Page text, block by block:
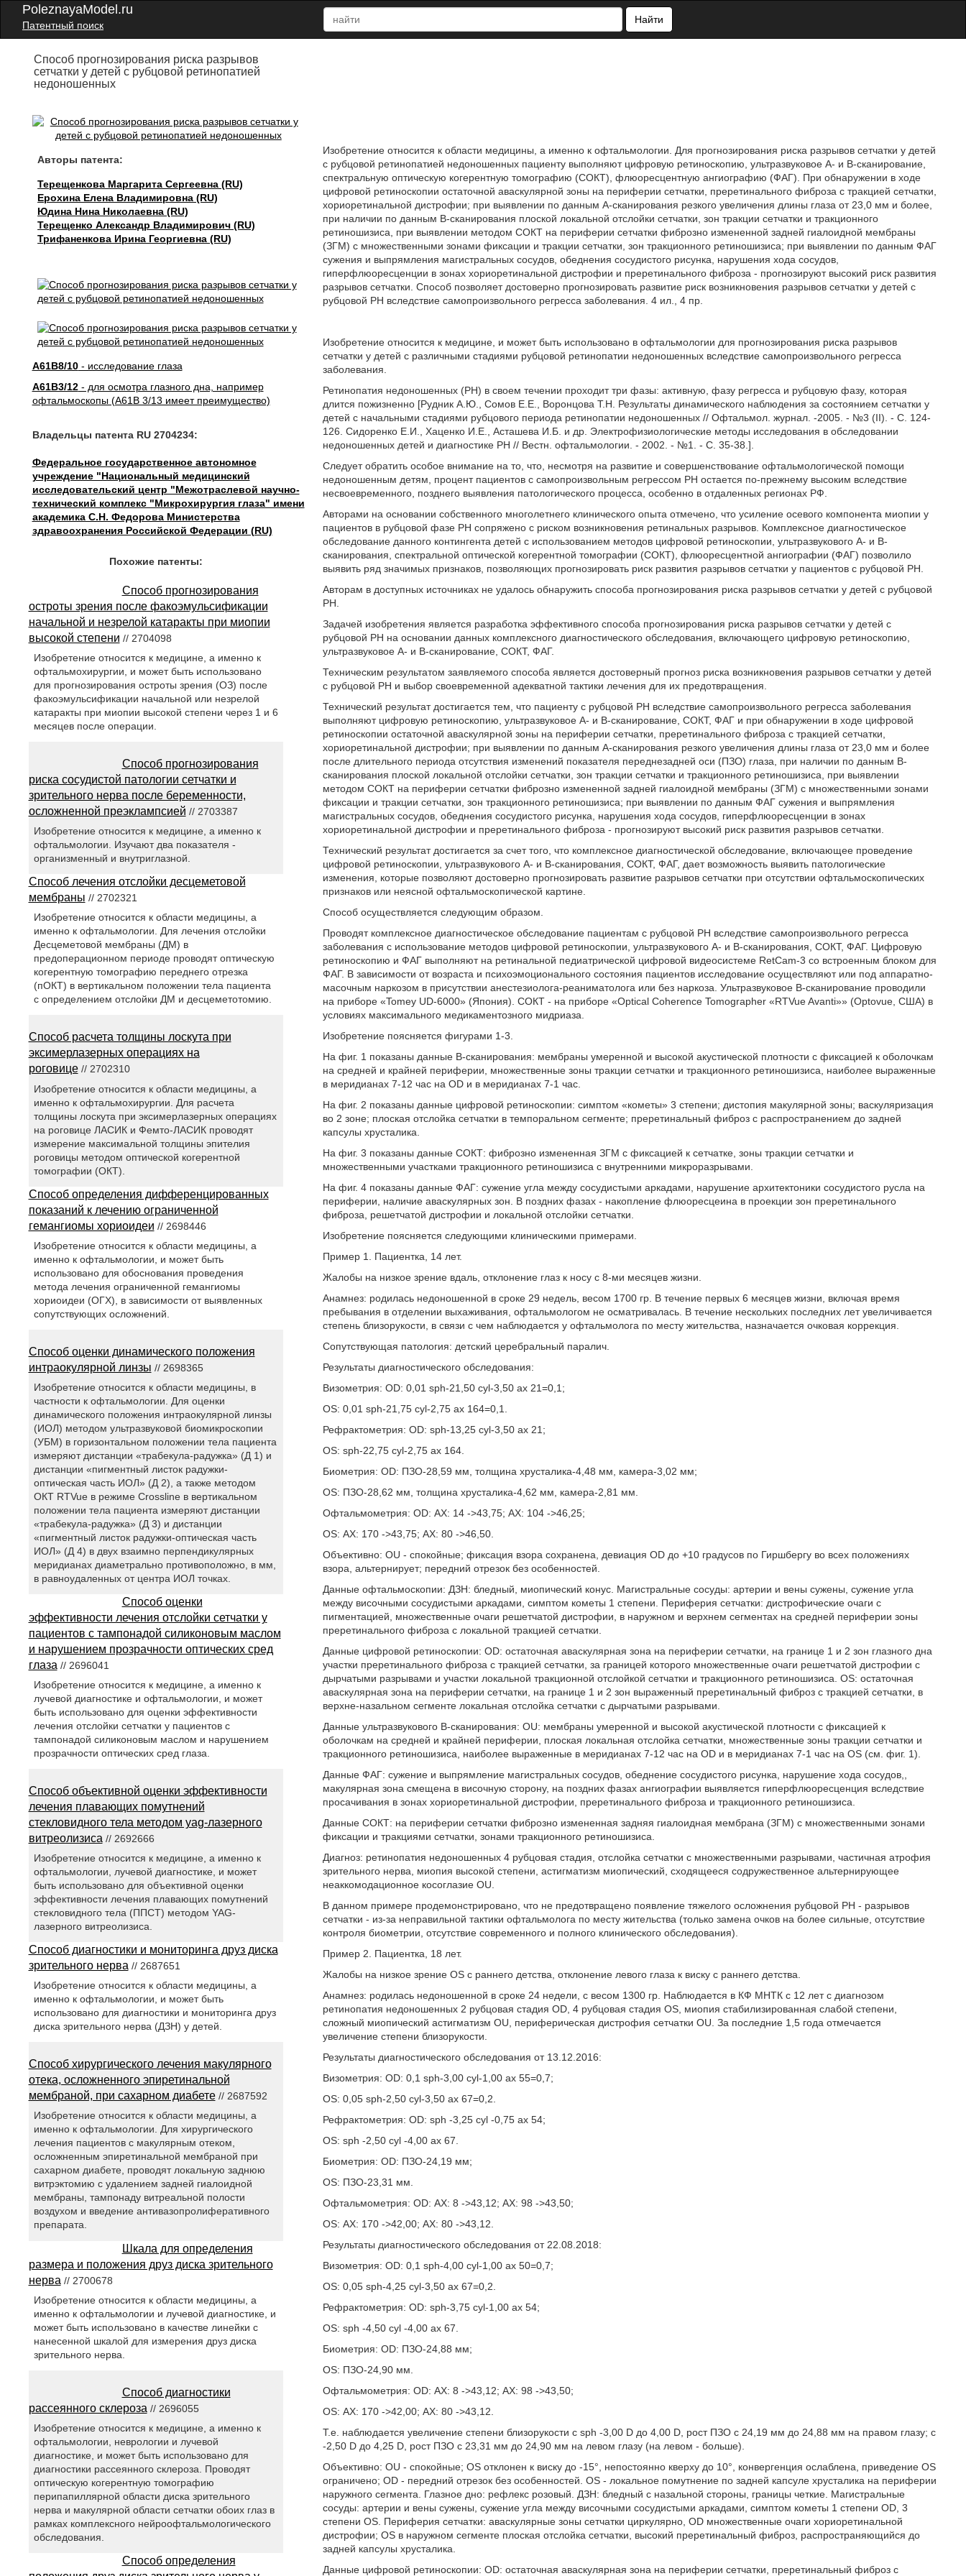
PoleznayaModel.ru
Патентный поиск
Найти
Способ прогнозирования риска разрывов
сетчатки у детей с рубцовой ретинопатией
недоношенных
Авторы патента:
Терещенкова Маргарита Сергеевна (RU)
Ерохина Елена Владимировна (RU)
Юдина Нина Николаевна (RU)
Терещенко Александр Владимирович (RU)
Трифаненкова Ирина Георгиевна (RU)
A61B8/10- исследование глаза
A61B3/12- для осмотра глазного дна, например
офтальмоскопы (A61B 3/13 имеет преимущество)
Владельцы патента RU 2704234:
Федеральное государственное автономное
учреждение "Национальный медицинский
исследовательский центр "Межотраслевой научно-
технический комплекс "Микрохирургия глаза" имени
академика С.Н. Федорова Министерства
здравоохранения Российской Федерации (RU)
Изобретение относится к области медицины, а именно к офтальмологии. Для прогнозирования риска разрывов сетчатки у детей
с рубцовой ретинопатией недоношенных пациенту выполняют цифровую ретиноскопию, ультразвуковое А- и В-сканирование,
спектральную оптическую когерентную томографию (СОКТ), флюоресцентную ангиографию (ФАГ). При обнаружении в ходе
цифровой ретиноскопии остаточной аваскулярной зоны на периферии сетчатки, преретинального фиброза с тракцией сетчатки,
хориоретинальной дистрофии; при выявлении по данным А-сканирования резкого увеличения длины глаза от 23,0 мм и более,
при наличии по данным В-сканирования плоской локальной отслойки сетчатки, зон тракции сетчатки и тракционного
ретиношизиса, при выявлении методом СОКТ на периферии сетчатки фиброзно измененной задней гиалоидной мембраны
(ЗГМ) с множественными зонами фиксации и тракции сетчатки, зон тракционного ретиношизиса; при выявлении по данным ФАГ
сужения и выпрямления магистральных сосудов, обеднения сосудистого рисунка, нарушения хода сосудов,
гиперфлюоресценции в зонах хориоретинальной дистрофии и преретинального фиброза - прогнозируют высокий риск развития
разрывов сетчатки. Способ позволяет достоверно прогнозировать развитие риск возникновения разрывов сетчатки у детей с
рубцовой РН вследствие самопроизвольного регресса заболевания. 4 ил., 4 пр.
Изобретение относится к медицине, и может быть использовано в офтальмологии для прогнозирования риска разрывов
сетчатки у детей с различными стадиями рубцовой ретинопатии недоношенных вследствие самопроизвольного регресса
заболевания.
Ретинопатия недоношенных (РН) в своем течении проходит три фазы: активную, фазу регресса и рубцовую фазу, которая
длится пожизненно [Рудник А.Ю., Сомов Е.Е., Воронцова Т.Н. Результаты динамического наблюдения за состоянием сетчатки у
детей с начальными стадиями рубцового периода ретинопатии недоношенных // Офтальмол. журнал. -2005. - №3 (II). - С. 124-
126. Сидоренко Е.И., Хаценко И.Е., Асташева И.Б. и др. Электрофизиологические методы исследования в обследовании
недоношенных детей и диагностике РН // Вестн. офтальмологии. - 2002. - №1. - С. 35-38.].
Следует обратить особое внимание на то, что, несмотря на развитие и совершенствование офтальмологической помощи
недоношенным детям, процент пациентов с самопроизвольным регрессом РН остается по-прежнему высоким вследствие
несвоевременного, позднего выявления патологического процесса, особенно в отдаленных регионах РФ.
Авторами на основании собственного многолетнего клинического опыта отмечено, что усиление осевого компонента миопии у
пациентов в рубцовой фазе РН сопряжено с риском возникновения ретинальных разрывов. Комплексное диагностическое
обследование данного контингента детей с использованием методов цифровой ретиноскопии, ультразвукового А- и В-
сканирования, спектральной оптической когерентной томографии (СОКТ), флюоресцентной ангиографии (ФАГ) позволило
выявить ряд значимых признаков, позволяющих прогнозировать риск развития разрывов сетчатки у пациентов с рубцовой РН.
Авторам в доступных источниках не удалось обнаружить способа прогнозирования риска разрывов сетчатки у детей с рубцовой
РН.
Задачей изобретения является разработка эффективного способа прогнозирования риска разрывов сетчатки у детей с
рубцовой РН на основании данных комплексного диагностического обследования, включающего цифровую ретиноскопию,
ультразвуковое А- и В-сканирование, СОКТ, ФАГ.
Техническим результатом заявляемого способа является достоверный прогноз риска возникновения разрывов сетчатки у детей
с рубцовой РН и выбор своевременной адекватной тактики лечения для их предотвращения.
Технический результат достигается тем, что пациенту с рубцовой РН вследствие самопроизвольного регресса заболевания
выполняют цифровую ретиноскопию, ультразвуковое А- и В-сканирование, СОКТ, ФАГ и при обнаружении в ходе цифровой
ретиноскопии остаточной аваскулярной зоны на периферии сетчатки, преретинального фиброза с тракцией сетчатки,
хориоретинальной дистрофии; при выявлении по данным А-сканирования резкого увеличения длины глаза от 23,0 мм и более
после длительного периода отсутствия изменений показателя переднезадней оси (ПЗО) глаза, при наличии по данным В-
сканирования плоской локальной отслойки сетчатки, зон тракции сетчатки и тракционного ретиношизиса, при выявлении
методом СОКТ на периферии сетчатки фиброзно измененной задней гиалоидной мембраны (ЗГМ) с множественными зонами
фиксации и тракции сетчатки, зон тракционного ретиношизиса; при выявлении по данным ФАГ сужения и выпрямления
магистральных сосудов, обеднения сосудистого рисунка, нарушения хода сосудов, гиперфлюоресценции в зонах
хориоретинальной дистрофии и преретинального фиброза - прогнозируют высокий риск развития разрывов сетчатки.
Технический результат достигается за счет того, что комплексное диагностической обследование, включающее проведение
цифровой ретиноскопии, ультразвукового А- и В-сканирования, СОКТ, ФАГ, дает возможность выявить патологические
изменения, которые позволяют достоверно прогнозировать развитие разрывов сетчатки при отсутствии офтальмоскопических
признаков или неясной офтальмоскопической картине.
Способ осуществляется следующим образом.
Проводят комплексное диагностическое обследование пациентам с рубцовой РН вследствие самопроизвольного регресса
заболевания с использование методов цифровой ретиноскопии, ультразвукового А- и В-сканирования, СОКТ, ФАГ. Цифровую
ретиноскопию и ФАГ выполняют на ретинальной педиатрической цифровой видеосистеме RetCam-3 со встроенным блоком для
ФАГ. В зависимости от возраста и психоэмоционального состояния пациентов исследование осуществляют или под аппаратно-
масочным наркозом в присутствии анестезиолога-реаниматолога или без наркоза. Ультразвуковое В-сканирование проводили
на приборе «Tomey UD-6000» (Япония). СОКТ - на приборе «Optical Coherence Tomographer «RTVue Avanti»» (Optovue, США) в
условиях максимального медикаментозного мидриаза.
Изобретение поясняется фигурами 1-3.
На фиг. 1 показаны данные В-сканирования: мембраны умеренной и высокой акустической плотности с фиксацией к оболочкам
на средней и крайней периферии, множественные зоны тракции сетчатки и тракционного ретиношизиса, наиболее выраженные
в меридианах 7-12 час на OD и в меридианах 7-1 час.
На фиг. 2 показаны данные цифровой ретиноскопии: симптом «кометы» 3 степени; дистопия макулярной зоны; васкуляризация
во 2 зоне; плоская отслойка сетчатки в темпоральном сегменте; преретинальный фиброз с распространением до задней
капсулы хрусталика.
На фиг. 3 показаны данные СОКТ: фиброзно измененная ЗГМ с фиксацией к сетчатке, зоны тракции сетчатки и
множественными участками тракционного ретиношизиса с внутренними микроразрывами.
На фиг. 4 показаны данные ФАГ: сужение угла между сосудистыми аркадами, нарушение архитектоники сосудистого русла на
периферии, наличие аваскулярных зон. В поздних фазах - накопление флюоресцеина в проекции зон преретинального
фиброза, решетчатой дистрофии и локальной отслойки сетчатки.
Изобретение поясняется следующими клиническими примерами.
Пример 1. Пациентка, 14 лет.
Жалобы на низкое зрение вдаль, отклонение глаз к носу с 8-ми месяцев жизни.
Анамнез: родилась недоношенной в сроке 29 недель, весом 1700 гр. В течение первых 6 месяцев жизни, включая время
пребывания в отделении выхаживания, офтальмологом не осматривалась. В течение нескольких последних лет увеличивается
степень близорукости, в связи с чем наблюдается у офтальмолога по месту жительства, назначается очковая коррекция.
Сопутствующая патология: детский церебральный паралич.
Результаты диагностического обследования:
Визометрия: OD: 0,01 sph-21,50 cyl-3,50 ах 21=0,1;
OS: 0,01 sph-21,75 cyl-2,75 ax 164=0,1.
Рефрактометрия: OD: sph-13,25 cyl-3,50 ax 21;
OS: sph-22,75 cyl-2,75 ax 164.
Биометрия: OD: ПЗО-28,59 мм, толщина хрусталика-4,48 мм, камера-3,02 мм;
OS: ПЗО-28,62 мм, толщина хрусталика-4,62 мм, камера-2,81 мм.
Офтальмометрия: OD: АХ: 14 ->43,75; АХ: 104 ->46,25;
OS: АХ: 170 ->43,75; АХ: 80 ->46,50.
Объективно: OU - спокойные; фиксация взора сохранена, девиация OD до +10 градусов по Гиршбергу во всех положениях
взора, альтернирует; передний отрезок без особенностей.
Данные офтальмоскопии: ДЗН: бледный, миопический конус. Магистральные сосуды: артерии и вены сужены, сужение угла
между височными сосудистыми аркадами, симптом кометы 1 степени. Периферия сетчатки: дистрофические очаги с
пигментацией, множественные очаги решетчатой дистрофии, в наружном и верхнем сегментах на средней периферии зоны
преретинального фиброза с локальной тракцией сетчатки.
Данные цифровой ретиноскопии: OD: остаточная аваскулярная зона на периферии сетчатки, на границе 1 и 2 зон глазного дна
участки преретинального фиброза с тракцией сетчатки, за границей которого множественные очаги решетчатой дистрофии с
дырчатыми разрывами и участки локальной тракционной отслойкой сетчатки и тракционного ретиношизиса. OS: остаточная
аваскулярная зона на периферии сетчатки, на границе 1 и 2 зон выраженный преретинальный фиброз с тракцией сетчатки, в
верхне-назальном сегменте локальная отслойка сетчатки с дырчатыми разрывами.
Данные ультразвукового В-сканирования: OU: мембраны умеренной и высокой акустической плотности с фиксацией к
оболочкам на средней и крайней периферии, плоская локальная отслойка сетчатки, множественные зоны тракции сетчатки и
тракционного ретиношизиса, наиболее выраженные в меридианах 7-12 час на OD и в меридианах 7-1 час на OS (см. фиг. 1).
Данные ФАГ: сужение и выпрямление магистральных сосудов, обеднение сосудистого рисунка, нарушение хода сосудов,,
макулярная зона смещена в височную сторону, на поздних фазах ангиографии выявляется гиперфлюоресценция вследствие
просачивания в зонах хориоретинальной дистрофии, преретинального фиброза и тракционного ретиношизиса.
Данные СОКТ: на периферии сетчатки фиброзно измененная задняя гиалоидная мембрана (ЗГМ) с множественными зонами
фиксации и тракциями сетчатки, зонами тракционного ретиношизиса.
Диагноз: ретинопатия недоношенных 4 рубцовая стадия, отслойка сетчатки с множественными разрывами, частичная атрофия
зрительного нерва, миопия высокой степени, астигматизм миопический, сходящееся содружественное альтернирующее
неаккомодационное косоглазие OU.
В данном примере продемонстрировано, что не предотвращено появление тяжелого осложнения рубцовой РН - разрывов
сетчатки - из-за неправильной тактики офтальмолога по месту жительства (только замена очков на более сильные, отсутствие
контроля биометрии, отсутствие современного и полного клинического обследования).
Пример 2. Пациентка, 18 лет.
Жалобы на низкое зрение OS с раннего детства, отклонение левого глаза к виску с раннего детства.
Анамнез: родилась недоношенной в сроке 24 недели, с весом 1300 гр. Наблюдается в КФ МНТК с 12 лет с диагнозом
ретинопатия недоношенных 2 рубцовая стадия OD, 4 рубцовая стадия OS, миопия стабилизированная слабой степени,
сложный миопический астигматизм OU, периферическая дистрофия сетчатки OU. За последние 1,5 года отмечается
увеличение степени близорукости.
Результаты диагностического обследования от 13.12.2016:
Визометрия: OD: 0,1 sph-3,00 cyl-1,00 ax 55=0,7;
OS: 0,05 sph-2,50 cyl-3,50 ax 67=0,2.
Рефрактометрия: OD: sph -3,25 cyl -0,75 ax 54;
OS: sph -2,50 cyl -4,00 ax 67.
Биометрия: OD: ПЗО-24,19 мм;
OS: ПЗО-23,31 мм.
Офтальмометрия: OD: АХ: 8 ->43,12; АХ: 98 ->43,50;
OS: АХ: 170 ->42,00; АХ: 80 ->43,12.
Результаты диагностического обследования от 22.08.2018:
Визометрия: OD: 0,1 sph-4,00 cyl-1,00 ах 50=0,7;
OS: 0,05 sph-4,25 cyl-3,50 ax 67=0,2.
Рефрактометрия: OD: sph-3,75 cyl-1,00 ax 54;
OS: sph -4,50 cyl -4,00 ax 67.
Биометрия: OD: ПЗО-24,88 мм;
OS: ПЗО-24,90 мм.
Офтальмометрия: OD: АХ: 8 ->43,12; АХ: 98 ->43,50;
OS: АХ: 170 ->42,00; АХ: 80 ->43,12.
Т.е. наблюдается увеличение степени близорукости с sph -3,00 D до 4,00 D, рост ПЗО с 24,19 мм до 24,88 мм на правом глазу; с
-2,50 D до 4,25 D, рост ПЗО с 23,31 мм до 24,90 мм на левом глазу (на левом - больше).
Объективно: OU - спокойные; OS отклонен к виску до -15°, непостоянно кверху до 10°, конвергенция ослаблена, приведение OS
ограничено; OD - передний отрезок без особенностей. OS - локальное помутнение по задней капсуле хрусталика на периферии
наружного сегмента. Глазное дно: рефлекс розовый. ДЗН: бледный с назальной стороны, границы четкие. Магистральные
сосуды: артерии и вены сужены, сужение угла между височными сосудистыми аркадами, симптом кометы 1 степени OD, 3
степени OS. Периферия сетчатки: аваскулярные зоны сетчатки циркулярно, OD множественные очаги хориоретинальной
дистрофии; OS в наружном сегменте плоская отслойка сетчатки, высокий преретинальный фиброз, распространяющийся до
задней капсулы хрусталика.
Данные цифровой ретиноскопии: OD: остаточная аваскулярная зона на периферии сетчатки, преретинальный фиброз с
Похожие патенты:
Способ прогнозирования
остроты зрения после факоэмульсификации
начальной и незрелой катаракты при миопии
высокой степени // 2704098
Изобретение относится к медицине, а именно к
офтальмохирургии, и может быть использовано
для прогнозирования остроты зрения (ОЗ) после
факоэмульсификации начальной или незрелой
катаракты при миопии высокой степени через 1 и 6
месяцев после операции.
Способ прогнозирования
риска сосудистой патологии сетчатки и
зрительного нерва после беременности,
осложненной преэклампсией // 2703387
Изобретение относится к медицине, а именно к
офтальмологии. Изучают два показателя -
организменный и внутриглазной.
Способ лечения отслойки десцеметовой
мембраны // 2702321
Изобретение относится к области медицины, а
именно к офтальмологии. Для лечения отслойки
Десцеметовой мембраны (ДМ) в
предоперационном периоде проводят оптическую
когерентную томографию переднего отрезка
(пОКТ) в вертикальном положении тела пациента
с определением отслойки ДМ и десцеметотомию.
Способ расчета толщины лоскута при
эксимерлазерных операциях на
роговице// 2702310
Изобретение относится к области медицины, а
именно к офтальмохирургии. Для расчета
толщины лоскута при эксимерлазерных операциях
на роговице ЛАСИК и Фемто-ЛАСИК проводят
измерение максимальной толщины эпителия
роговицы методом оптической когерентной
томографии (ОКТ).
Способ определения дифференцированных
показаний к лечению ограниченной
гемангиомы хориоидеи // 2698446
Изобретение относится к области медицины, а
именно к офтальмологии, и может быть
использовано для обоснования проведения
метода лечения ограниченной гемангиомы
хориоидеи (ОГХ), в зависимости от выявленных
сопутствующих осложнений.
Способ оценки динамического положения
интраокулярной линзы // 2698365
Изобретение относится к области медицины, в
частности к офтальмологии. Для оценки
динамического положения интраокулярной линзы
(ИОЛ) методом ультразвуковой биомикроскопии
(УБМ) в горизонтальном положении тела пациента
измеряют дистанции «трабекула-радужка» (Д 1) и
дистанции «пигментный листок радужки-
оптическая часть ИОЛ» (Д 2), а также методом
ОКТ RTVue в режиме Crossline в вертикальном
положении тела пациента измеряют дистанции
«трабекула-радужка» (Д 3) и дистанции
«пигментный листок радужки-оптическая часть
ИОЛ» (Д 4) в двух взаимно перпендикулярных
меридианах диаметрально противоположно, в мм,
в равноудаленных от центра ИОЛ точках.
Способ оценки
эффективности лечения отслойки сетчатки у
пациентов с тампонадой силиконовым маслом
и нарушением прозрачности оптических сред
глаза // 2696041
Изобретение относится к медицине, а именно к
лучевой диагностике и офтальмологии, и может
быть использовано для оценки эффективности
лечения отслойки сетчатки у пациентов с
тампонадой силиконовым маслом и нарушением
прозрачности оптических сред глаза.
Способ объективной оценки эффективности
лечения плавающих помутнений
стекловидного тела методом yag-лазерного
витреолизиса // 2692666
Изобретение относится к медицине, а именно к
офтальмологии, лучевой диагностике, и может
быть использовано для объективной оценки
эффективности лечения плавающих помутнений
стекловидного тела (ППСТ) методом YAG-
лазерного витреолизиса.
Способ диагностики и мониторинга друз диска
зрительного нерва// 2687651
Изобретение относится к области медицины, а
именно к офтальмологии, и может быть
использовано для диагностики и мониторинга друз
диска зрительного нерва (ДЗН) у детей.
Способ хирургического лечения макулярного
отека, осложненного эпиретинальной
мембраной, при сахарном диабете// 2687592
Изобретение относится к области медицины, а
именно к офтальмологии. Для хирургического
лечения пациентов с макулярным отеком,
осложненным эпиретинальной мембраной при
сахарном диабете, проводят локальную заднюю
витрэктомию с удалением задней гиалоидной
мембраны, тампонаду витреальной полости
воздухом и введение антивазопролиферативного
препарата.
Шкала для определения
размера и положения друз диска зрительного
нерва // 2700678
Изобретение относится к области медицины, а
именно к офтальмологии и лучевой диагностике, и
может быть использовано в качестве линейки с
нанесенной шкалой для измерения друз диска
зрительного нерва.
Способ диагностики
рассеянного склероза // 2696055
Изобретение относится к медицине, а именно к
офтальмологии, неврологии и лучевой
диагностике, и может быть использовано для
диагностики рассеянного склероза. Проводят
оптическую когерентную томографию
перипапиллярной области диска зрительного
нерва и макулярной области сетчатки обоих глаз в
рамках комплексного нейроофтальмологического
обследования.
Способ определения